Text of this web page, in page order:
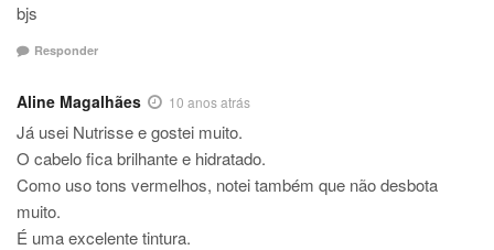
bjs
Responder
Aline Magalhães 10 anos atrás
Já usei Nutrisse e gostei muito.
O cabelo fica brilhante e hidratado.
Como uso tons vermelhos, notei também que não desbota
muito.
É uma excelente tintura.